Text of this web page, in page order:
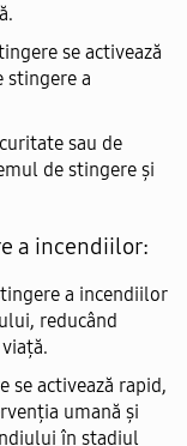
se activează
stingere a
sau de
de stingere și
a incendiilor:
a incendiilor
reducând
se activează rapid,
umană și
în stadiul